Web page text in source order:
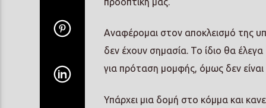
Αναφέρομαι στον αποκλεισμό της
δεν έχουν σημασία. Το ίδιο θα
για πρόταση μομφής, όμως δεν είναι
Υπάρχει μια δομή στο κόμμα και